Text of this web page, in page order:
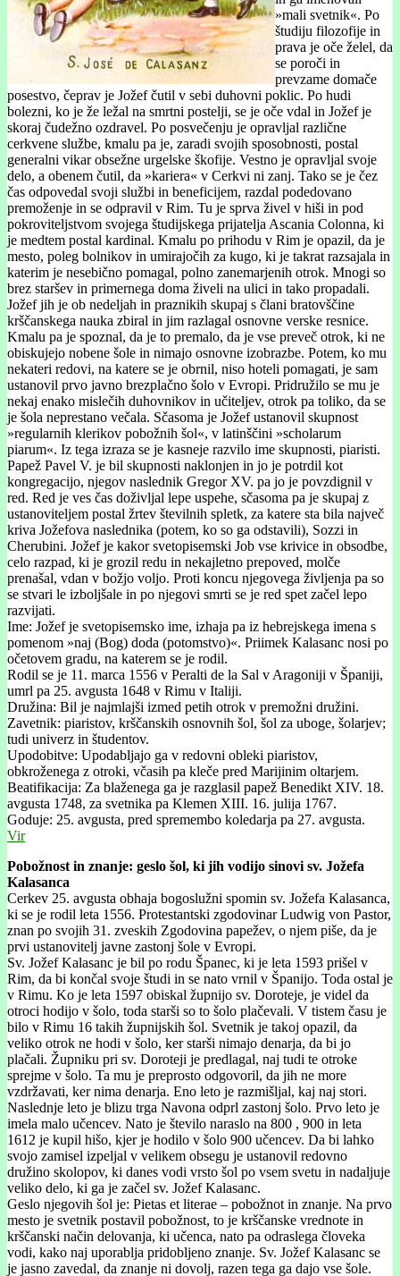
»mali svetnik«. Po
študiju filozofije in
prava je oče želel, da
se poroči in
prevzame domače
posestvo, čeprav je Jožef čutil v sebi duhovni poklic. Po hudi
bolezni, ko je že ležal na smrtni postelji, se je oče vdal in Jožef je
skoraj čudežno ozdravel. Po posvečenju je opravljal različne
cerkvene službe, kmalu pa je, zaradi svojih sposobnosti, postal
generalni vikar obsežne urgelske škofije. Vestno je opravljal svoje
delo, a obenem čutil, da »kariera« v Cerkvi ni zanj. Tako se je čez
čas odpovedal svoji službi in beneficijem, razdal podedovano
premoženje in se odpravil v Rim. Tu je sprva živel v hiši in pod
pokroviteljstvom svojega študijskega prijatelja Ascania Colonna, ki
je medtem postal kardinal. Kmalu po prihodu v Rim je opazil, da je
mesto, poleg bolnikov in umirajočih za kugo, ki je takrat razsajala in
katerim je nesebično pomagal, polno zanemarjenih otrok. Mnogi so
brez staršev in primernega doma živeli na ulici in tako propadali.
Jožef jih je ob nedeljah in praznikih skupaj s člani bratovščine
krščanskega nauka zbiral in jim razlagal osnovne verske resnice.
Kmalu pa je spoznal, da je to premalo, da je vse preveč otrok, ki ne
obiskujejo nobene šole in nimajo osnovne izobrazbe. Potem, ko mu
nekateri redovi, na katere se je obrnil, niso hoteli pomagati, je sam
ustanovil prvo javno brezplačno šolo v Evropi. Pridružilo se mu je
nekaj enako mislečih duhovnikov in učiteljev, otrok pa toliko, da se
je šola neprestano večala. Sčasoma je Jožef ustanovil skupnost
»regularnih klerikov pobožnih šol«, v latinščini »scholarum
piarum«. Iz tega izraza se je kasneje razvilo ime skupnosti, piaristi.
Papež Pavel V. je bil skupnosti naklonjen in jo je potrdil kot
kongregacijo, njegov naslednik Gregor XV. pa jo je povzdignil v
red. Red je ves čas doživljal lepe uspehe, sčasoma pa je skupaj z
ustanoviteljem postal žrtev številnih spletk, za katere sta bila največ
kriva Jožefova naslednika (potem, ko so ga odstavili), Sozzi in
Cherubini. Jožef je kakor svetopisemski Job vse krivice in obsodbe,
celo razpad, ki je grozil redu in nekajletno prepoved, molče
prenašal, vdan v božjo voljo. Proti koncu njegovega življenja pa so
se stvari le izboljšale in po njegovi smrti se je red spet začel lepo
razvijati.
Ime: Jožef je svetopisemsko ime, izhaja pa iz hebrejskega imena s
pomenom »naj (Bog) doda (potomstvo)«. Priimek Kalasanc nosi po
očetovem gradu, na katerem se je rodil.
Rodil se je 11. marca 1556 v Peralti de la Sal v Aragoniji v Španiji,
umrl pa 25. avgusta 1648 v Rimu v Italiji.
Družina: Bil je najmlajši izmed petih otrok v premožni družini.
Zavetnik: piaristov, krščanskih osnovnih šol, šol za uboge, šolarjev;
tudi univerz in študentov.
Upodobitve: Upodabljajo ga v redovni obleki piaristov,
obkroženega z otroki, včasih pa kleče pred Marijinim oltarjem.
Beatifikacija: Za blaženega ga je razglasil papež Benedikt XIV. 18.
avgusta 1748, za svetnika pa Klemen XIII. 16. julija 1767.
Goduje: 25. avgusta, pred spremembo koledarja pa 27. avgusta.
Vir
Pobožnost in znanje: geslo šol, ki jih vodijo sinovi sv. Jožefa
Kalasanca
Cerkev 25. avgusta obhaja bogoslužni spomin sv. Jožefa Kalasanca,
ki se je rodil leta 1556. Protestantski zgodovinar Ludwig von Pastor,
znan po svojih 31. zveskih Zgodovina papežev, o njem piše, da je
prvi ustanovitelj javne zastonj šole v Evropi.
Sv. Jožef Kalasanc je bil po rodu Španec, ki je leta 1593 prišel v
Rim, da bi končal svoje študi in se nato vrnil v Španijo. Toda ostal je
v Rimu. Ko je leta 1597 obiskal župnijo sv. Doroteje, je videl da
otroci hodijo v šolo, toda starši so to šolo plačevali. V tistem času je
bilo v Rimu 16 takih župnijskih šol. Svetnik je takoj opazil, da
veliko otrok ne hodi v šolo, ker starši nimajo denarja, da bi jo
plačali. Župniku pri sv. Doroteji je predlagal, naj tudi te otroke
sprejme v šolo. Ta mu je preprosto odgovoril, da jih ne more
vzdržavati, ker nima denarja. Eno leto je razmišljal, kaj naj stori.
Naslednje leto je blizu trga Navona odprl zastonj šolo. Prvo leto je
imela malo učencev. Nato je število naraslo na 800 , 900 in leta
1612 je kupil hišo, kjer je hodilo v šolo 900 učencev. Da bi lahko
svojo zamisel izpeljal v velikem obsegu je ustanovil redovno
družino skolopov, ki danes vodi vrsto šol po vsem svetu in nadaljuje
veliko delo, ki ga je začel sv. Jožef Kalasanc.
Geslo njegovih šol je: Pietas et literae – pobožnot in znanje. Na prvo
mesto je svetnik postavil pobožnost, to je krščanske vrednote in
krščanski način delovanja, ki učenca, nato pa odraslega človeka
vodi, kako naj uporablja pridobljeno znanje. Sv. Jožef Kalasanc se
je jasno zavedal, da znanje ni dovolj, razen tega ga dajo vse šole.